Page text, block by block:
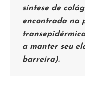
síntese de
encontrada na
a manter seu
barreira).